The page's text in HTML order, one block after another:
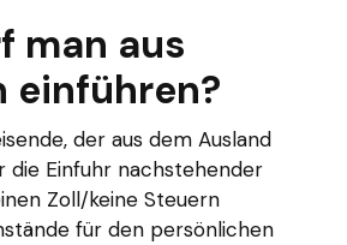
man aus
einführen?
der aus dem Ausland
die Einfuhr nachstehender
Zoll/keine Steuern
für den persönlichen